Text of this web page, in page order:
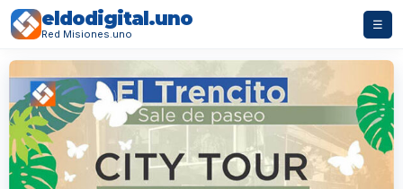
eldodigital.uno
Red Misiones.uno
☰